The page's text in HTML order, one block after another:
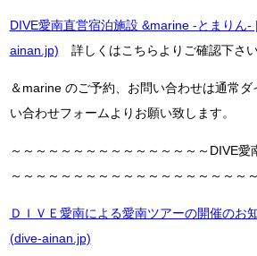
DIVE愛南直営宿泊施設 &marine -とまりん-
ainan.jp) 詳しくはこちらよりご確認下さい
＆marine のご予約、お問い合わせは通常
い合わせフォームよりお願い致します。
～～～～～～～～～～～～～～～～DIVE愛
～～～～～～～～～～～～～～～～～～～～
ＤＩＶＥ愛南による愛南ツアーの開催のお
(dive-ainan.jp)